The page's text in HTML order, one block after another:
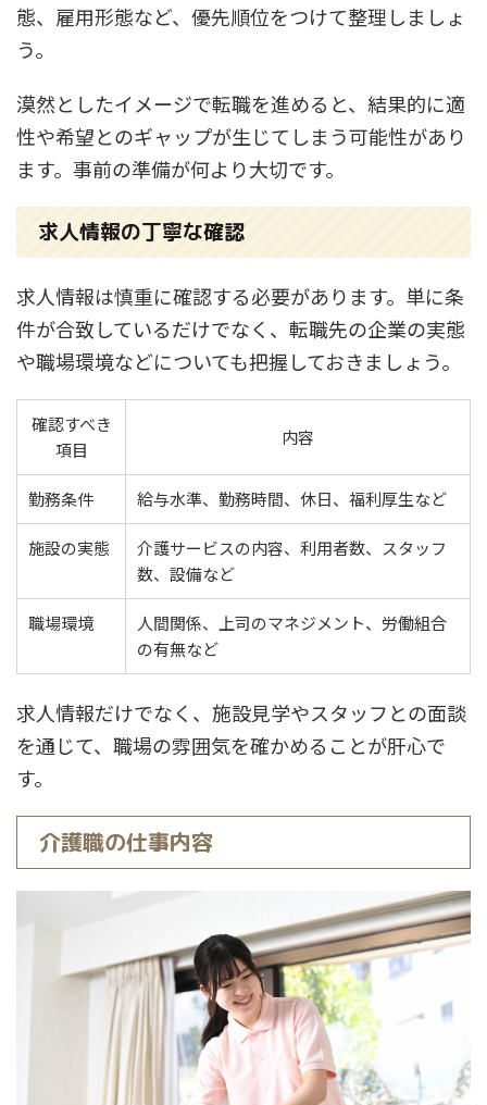
態、雇用形態など、優先順位をつけて整理しましょ
う。
漠然としたイメージで転職を進めると、結果的に適
性や希望とのギャップが生じてしまう可能性があり
ます。事前の準備が何より大切です。
求人情報の丁寧な確認
求人情報は慎重に確認する必要があります。単に条
件が合致しているだけでなく、転職先の企業の実態
や職場環境などについても把握しておきましょう。
確認すべき
項目
内容
勤務条件 給与水準、勤務時間、休日、福利厚生など
施設の実態
介護サービスの内容、利用者数、スタッフ
数、設備など
職場環境
人間関係、上司のマネジメント、労働組合
の有無など
求人情報だけでなく、施設見学やスタッフとの面談
を通じて、職場の雰囲気を確かめることが肝心で
す。
介護職の仕事内容